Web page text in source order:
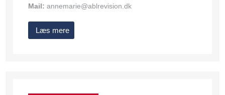
Mail: annemarie@ablrevision.dk
Læs mere